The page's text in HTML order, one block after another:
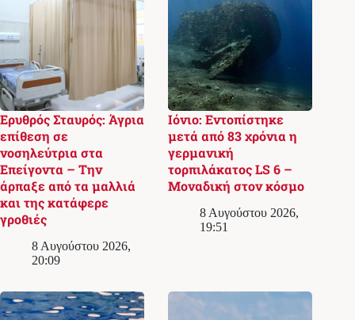
Ερυθρός Σταυρός: Άγρια
επίθεση σε
νοσηλεύτρια στα
Επείγοντα – Την
άρπαξε από τα μαλλιά
και της κατάφερε
γροθιές
8 Αυγούστου 2026,
20:09
Ιόνιο: Εντοπίστηκε
μετά από 83 χρόνια η
γερμανική
τορπιλάκατος LS 6 –
Μοναδική στον κόσμο
8 Αυγούστου 2026,
19:51